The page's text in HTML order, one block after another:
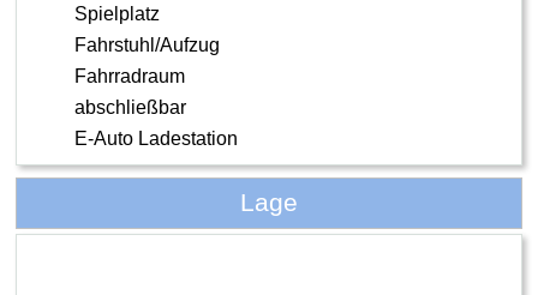
Spielplatz
Fahrstuhl/Aufzug
Fahrradraum
abschließbar
E-Auto Ladestation
Lage